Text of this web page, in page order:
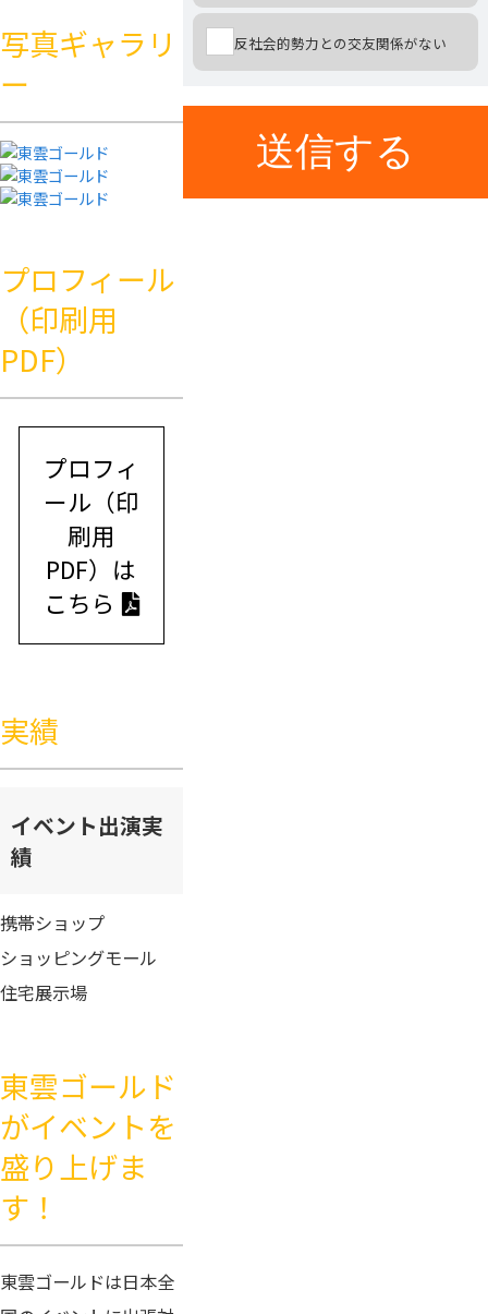
写真ギャラリ
ー
プロフィール
（印刷用
PDF）
プロフィ
ール（印
刷用
PDF）は
こちら
実績
イベント出演実
績
携帯ショップ
ショッピングモール
住宅展示場
東雲ゴールド
がイベントを
盛り上げま
す！
東雲ゴールドは日本全
反社会的勢力との交友関係がない